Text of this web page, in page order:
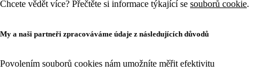
Chcete vědět více? Přečtěte si informace týkající se souborů cookie.
My a naši partneři zpracováváme údaje z následujících důvodů
Povolením souborů cookies nám umožníte měřit efektivitu